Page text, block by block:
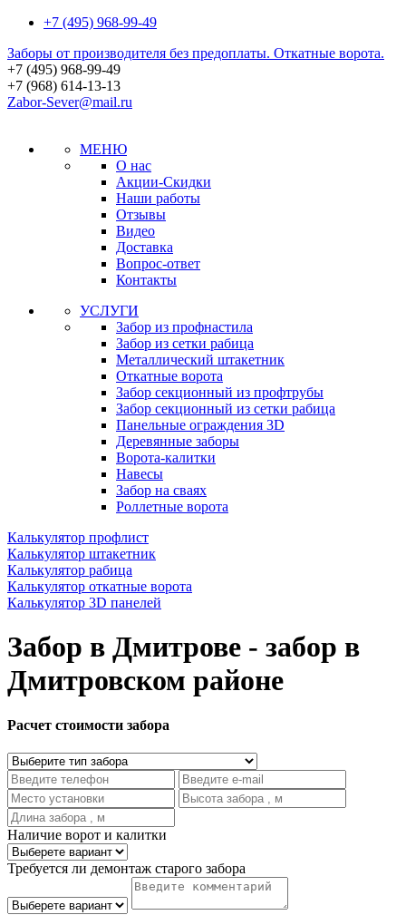
+7 (495) 968-99-49
Заборы от производителя без предоплаты. Откатные ворота.
+7 (495) 968-99-49
+7 (968) 614-13-13
Zabor-Sever@mail.ru
МЕНЮ
О нас
Акции-Скидки
Наши работы
Отзывы
Видео
Доставка
Вопрос-ответ
Контакты
УСЛУГИ
Забор из профнастила
Забор из сетки рабица
Металлический штакетник
Откатные ворота
Забор секционный из профтрубы
Забор секционный из сетки рабица
Панельные ограждения 3D
Деревянные заборы
Ворота-калитки
Навесы
Забор на сваях
Роллетные ворота
Калькулятор профлист
Калькулятор штакетник
Калькулятор рабица
Калькулятор откатные ворота
Калькулятор 3D панелей
Забор в Дмитрове - забор в
Дмитровском районе
Расчет стоимости забора
Наличие ворот и калитки
Требуется ли демонтаж старого забора